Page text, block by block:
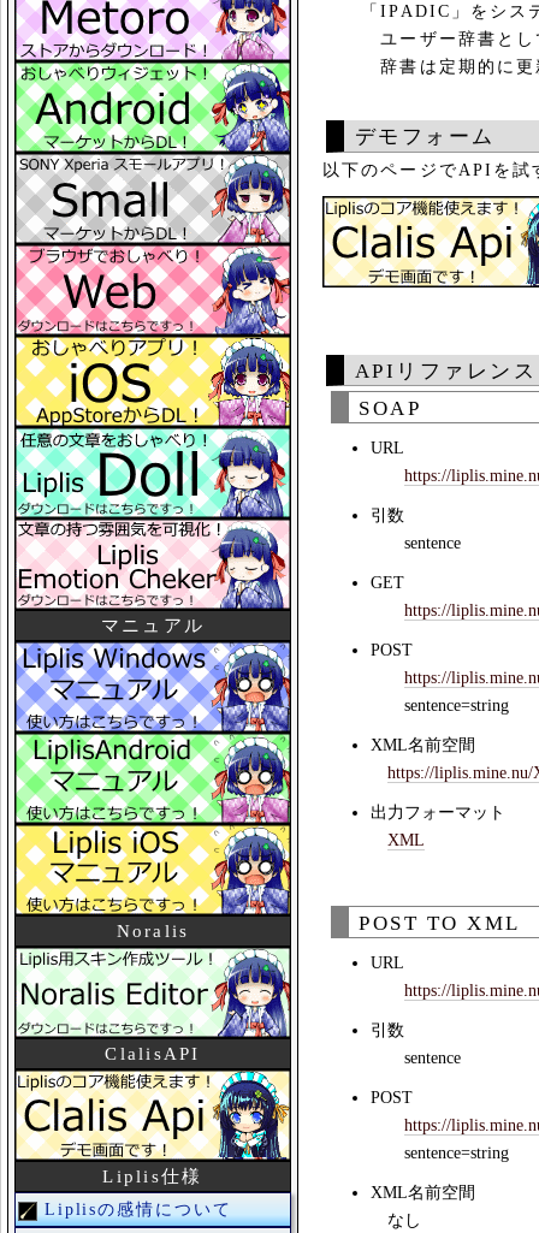
「IPADIC」をシステ
ユーザー辞書として
辞書は定期的に更
デモフォーム
以下のページでAPIを試
APIリファレンス
SOAP
URL
https://
引数
sentence
GET
https://
POST
https://
sentence=string
XML名前空間
https://liplis.mine.nu/
出力フォーマット
XML
POST TO XML
URL
https://
引数
sentence
POST
https://
sentence=string
XML名前空間
なし
マニュアル
Noralis
ClalisAPI
Liplis仕様
Liplisの感情について